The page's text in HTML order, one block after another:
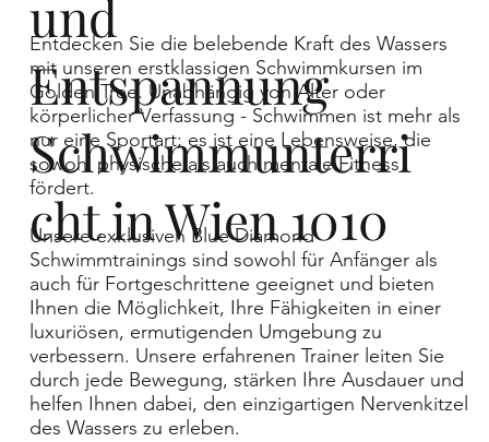
und
Entspannung
Schwimmunterri
cht in Wien 1010
Entdecken Sie die belebende Kraft des Wassers
mit unseren erstklassigen Schwimmkursen im
Golden Tree. Unabhängig von Alter oder
körperlicher Verfassung - Schwimmen ist mehr als
nur eine Sportart; es ist eine Lebensweise, die
sowohl physische als auch mentale Fitness
fördert.
Unsere exklusiven Blue Diamond
Schwimmtrainings sind sowohl für Anfänger als
auch für Fortgeschrittene geeignet und bieten
Ihnen die Möglichkeit, Ihre Fähigkeiten in einer
luxuriösen, ermutigenden Umgebung zu
verbessern. Unsere erfahrenen Trainer leiten Sie
durch jede Bewegung, stärken Ihre Ausdauer und
helfen Ihnen dabei, den einzigartigen Nervenkitzel
des Wassers zu erleben.